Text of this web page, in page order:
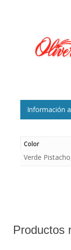
Información
Color
Verde
Productos